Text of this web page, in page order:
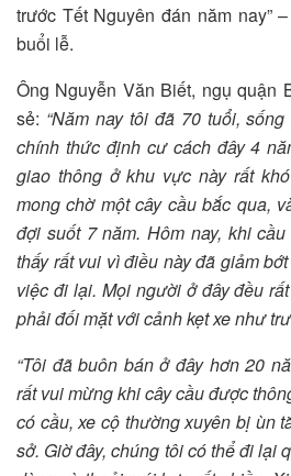
trước Tết Nguyên đán năm nay”
buổi lễ.
Ông Nguyễn Văn Biết, ngụ quận
sẻ: “Năm nay tôi đã 70 tuổi,
chính thức định cư cách đây 4
giao thông ở khu vực này rất
mong chờ một cây cầu bắc qua,
đợi suốt 7 năm. Hôm nay, khi
thấy rất vui vì điều này đã giảm
việc đi lại. Mọi người ở đây đều
phải đối mặt với cảnh kẹt xe như
“Tôi đã buôn bán ở đây hơn 20
rất vui mừng khi cây cầu được
có cầu, xe cộ thường xuyên bị ùn
sở. Giờ đây, chúng tôi có thể đi lại